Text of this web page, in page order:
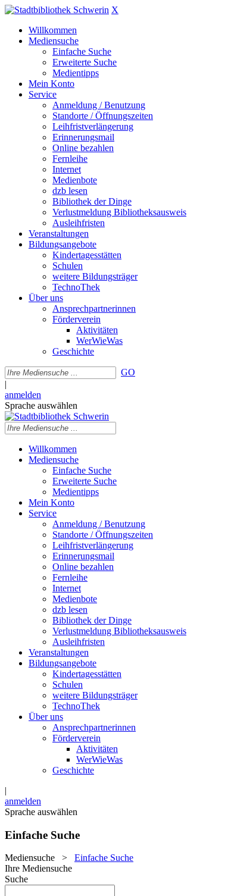
X
Willkommen
Mediensuche
Einfache Suche
Erweiterte Suche
Medientipps
Mein Konto
Service
Anmeldung / Benutzung
Standorte / Öffnungszeiten
Leihfristverlängerung
Erinnerungsmail
Online bezahlen
Fernleihe
Internet
Medienbote
dzb lesen
Bibliothek der Dinge
Verlustmeldung Bibliotheksausweis
Ausleihfristen
Veranstaltungen
Bildungsangebote
Kindertagesstätten
Schulen
weitere Bildungsträger
TechnoThek
Über uns
Ansprechpartnerinnen
Förderverein
Aktivitäten
WerWieWas
Geschichte
GO
|
anmelden
Sprache auswählen
Willkommen
Mediensuche
Einfache Suche
Erweiterte Suche
Medientipps
Mein Konto
Service
Anmeldung / Benutzung
Standorte / Öffnungszeiten
Leihfristverlängerung
Erinnerungsmail
Online bezahlen
Fernleihe
Internet
Medienbote
dzb lesen
Bibliothek der Dinge
Verlustmeldung Bibliotheksausweis
Ausleihfristen
Veranstaltungen
Bildungsangebote
Kindertagesstätten
Schulen
weitere Bildungsträger
TechnoThek
Über uns
Ansprechpartnerinnen
Förderverein
Aktivitäten
WerWieWas
Geschichte
|
anmelden
Sprache auswählen
Einfache Suche
Mediensuche > Einfache Suche
Ihre Mediensuche
Suche